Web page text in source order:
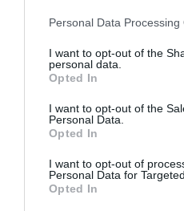
Please note that this website/
not limited to your visit or
grant or deny consent to
use your data for below
consent section.
Personal Data Processing
I want to opt-out of the
personal data.
Opted In
I want to opt-out of the
Personal Data.
Opted In
I want to opt-out of
Personal Data for
Opted In